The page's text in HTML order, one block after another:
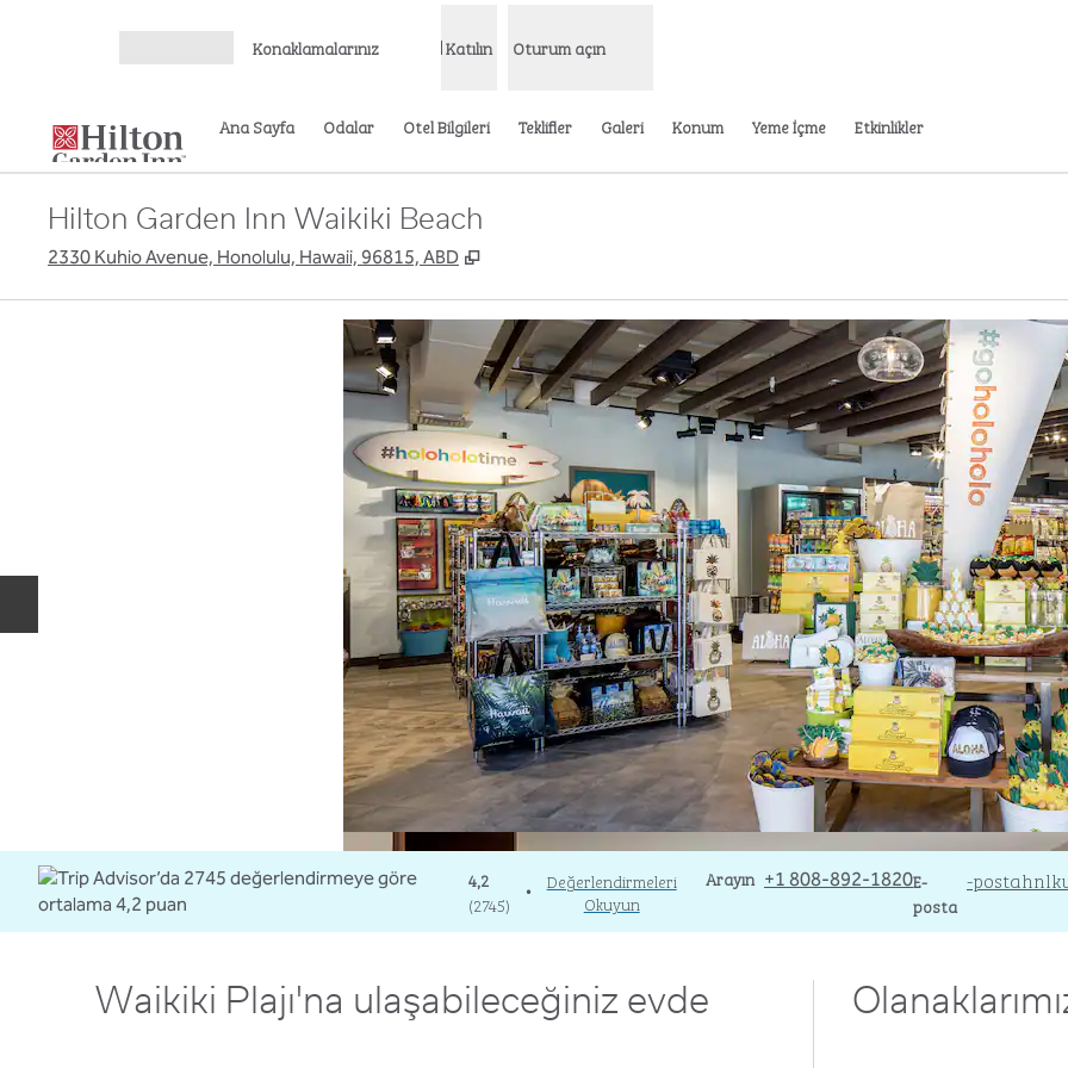
Konaklamalarınız Katılın Oturum açın
Ana Sayfa Odalar Otel Bilgileri Teklifler Galeri Konum Yeme İçme Etkinlikler
Hilton Garden Inn Waikiki Beach
2330 Kuhio Avenue, Honolulu, Hawaii, 96815, ABD ,
4,2
(2745)
•
Değerlendirmeleri
Okuyun
Arayın
Arayın +1 808-892-1820E-
posta
E -
Waikiki Plajı'na ulaşabileceğiniz evde